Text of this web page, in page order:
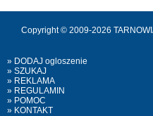
Copyright © 2009-2026
» DODAJ ogloszenie
» SZUKAJ
» REKLAMA
» REGULAMIN
» POMOC
» KONTAKT